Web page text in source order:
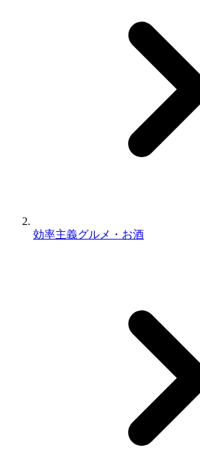
効率主義グルメ・お酒